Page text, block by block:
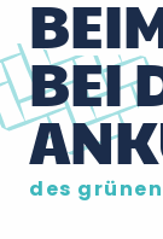
BEI
des